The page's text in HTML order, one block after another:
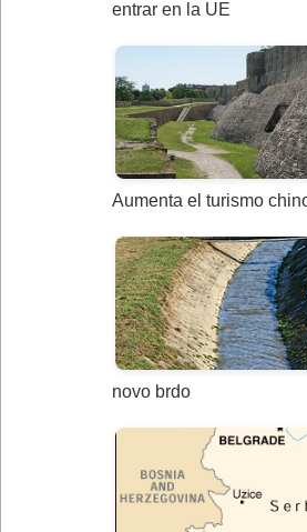
entrar en la UE
Aumenta el turismo
novo brdo